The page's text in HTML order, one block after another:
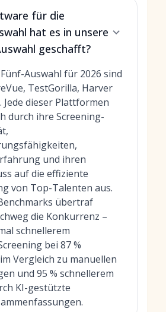
für die
hat es in unsere
geschafft?
Auswahl für 2026 sind
TestGorilla, Harver
Jede dieser Plattformen
durch ihre Screening-
und ihren
auf die effiziente
von Top-Talenten aus.
übertraf
die Konkurrenz –
schnellerem
bei 87 %
Vergleich zu manuellen
und 95 % schnellerem
KI-gestützte